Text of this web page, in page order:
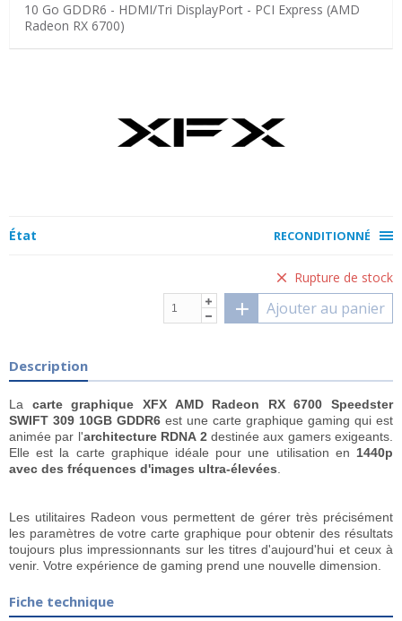
10 Go GDDR6 - HDMI/Tri DisplayPort - PCI Express (AMD
Radeon RX 6700)
État RECONDITIONNÉ
Rupture de stock
Ajouter au panier
Description
La carte graphique XFX AMD Radeon RX 6700 Speedster
SWIFT 309 10GB GDDR6 est une carte graphique gaming qui est
animée par l'architecture RDNA 2destinée aux gamers exigeants.
Elle est la carte graphique idéale pour une utilisation en 1440p
avec des fréquences d'images ultra-élevées.
Les utilitaires Radeon vous permettent de gérer très précisément
les paramètres de votre carte graphique pour obtenir des résultats
toujours plus impressionnants sur les titres d'aujourd'hui et ceux à
venir. Votre expérience de gaming prend une nouvelle dimension.
Fiche technique